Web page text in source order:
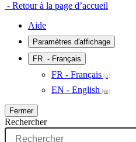
- Retour à la page d’accueil
Aide
Paramètres d'affichage
FR - Français
FR - Français
EN - English
Fermer
Rechercher